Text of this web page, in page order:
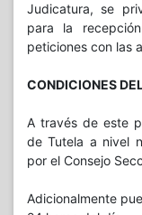
Segundo Apellido
Telefono
Tipo de
Correo Electrónico
Judicatura, se
para la
peticiones con las
CONDICIONES
A través de este
de Tutela a nivel
por el Consejo
Adicionalmente